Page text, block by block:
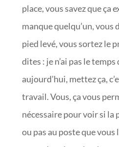
place, vous savez que ça
manque quelqu’un, vous
pied levé, vous sortez le
dites : je n’ai pas le
aujourd’hui, mettez ça,
travail. Vous, ça vous
nécessaire pour voir si la
ou pas au poste que vous